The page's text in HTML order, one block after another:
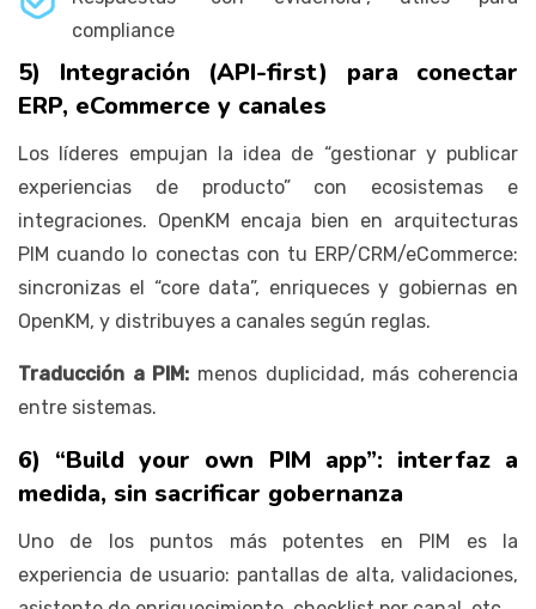
compliance
5) Integración (API-first) para conectar
ERP, eCommerce y canales
Los líderes empujan la idea de “gestionar y publicar
experiencias de producto” con ecosistemas e
integraciones. OpenKM encaja bien en arquitecturas
PIM cuando lo conectas con tu ERP/CRM/eCommerce:
sincronizas el “core data”, enriqueces y gobiernas en
OpenKM, y distribuyes a canales según reglas.
Traducción a PIM: menos duplicidad, más coherencia
entre sistemas.
6) “Build your own PIM app”: interfaz a
medida, sin sacrificar gobernanza
Uno de los puntos más potentes en PIM es la
experiencia de usuario: pantallas de alta, validaciones,